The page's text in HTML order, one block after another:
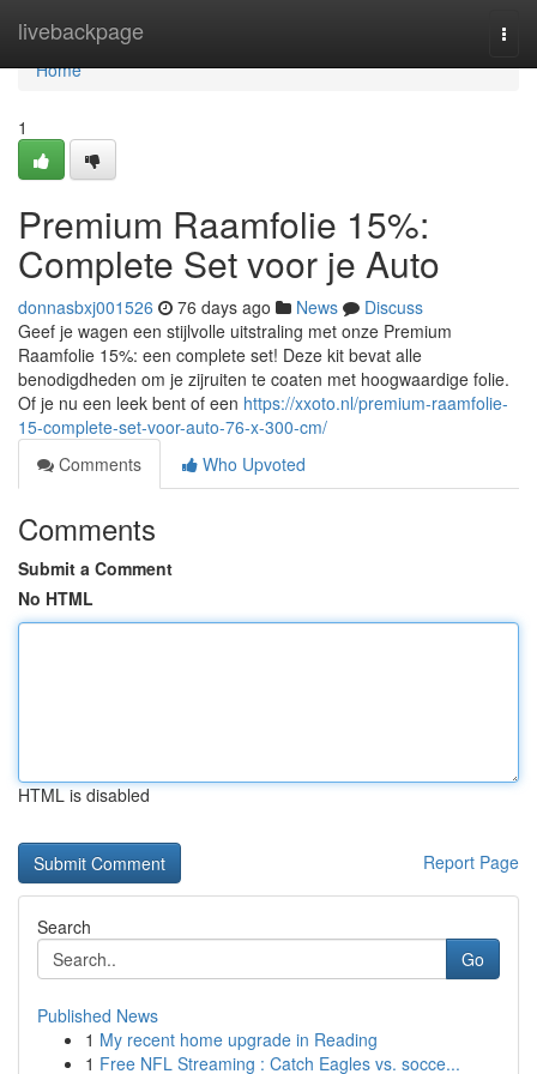
livebackpage
Home
Home
1
Premium Raamfolie 15%:
Complete Set voor je Auto
donnasbxj001526 76 days ago News
Discuss
Geef je wagen een stijlvolle uitstraling met onze Premium
Raamfolie 15%: een complete set! Deze kit bevat alle
benodigdheden om je zijruiten te coaten met hoogwaardige folie.
Of je nu een leek bent of een https://xxoto.nl/premium-raamfolie-
15-complete-set-voor-auto-76-x-300-cm/
Comments
Who Upvoted
Comments
Submit a Comment
No HTML
HTML is disabled
Report Page
Search
Go
Published News
1 My recent home upgrade in Reading
1 Free NFL Streaming : Catch Eagles vs. socce...